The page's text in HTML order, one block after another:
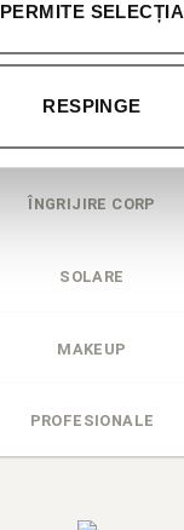
PERMITE SELECȚIA
RESPINGE
BESTSELLER
ÎNGRIJIRE CORP
SOLARE
MAKEUP
PROFESIONALE